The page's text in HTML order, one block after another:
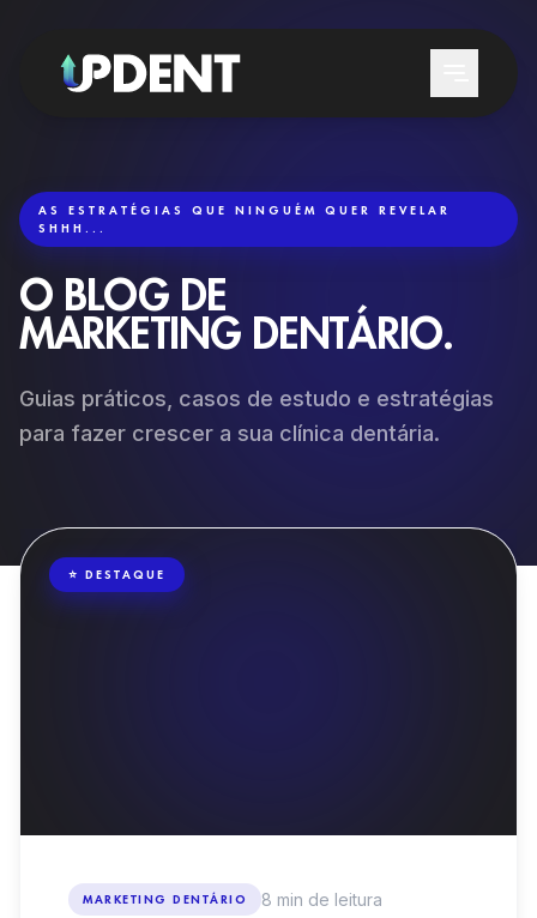
SERVIÇOS
GERAÇÃO DE LEADS
POSICIONAMENTO NO GOOGLE E
REDES SOCIAIS ORGÂNICAS
PRODUÇÃO DE CONTEÚDOS + VÍDEO
A QUEM SERVIMOS
DENTISTAS
AS ESTRATÉGIAS QUE NINGUÉM QUER REVELAR
SHHH...
O BLOG DE
MARKETING DENTÁRIO.
Guias práticos, casos de estudo e estratégias
para fazer crescer a sua clínica dentária.
⭐ DESTAQUE
MARKETING DENTÁRIO 8 min de leitura